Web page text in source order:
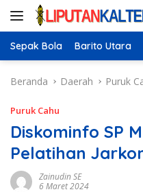
Langsung
Sepak Bola Barito Utara
Beranda Daerah Puruk
Puruk Cahu
Diskominfo SP
Pelatihan
Zainudin SE
6 Maret 2024